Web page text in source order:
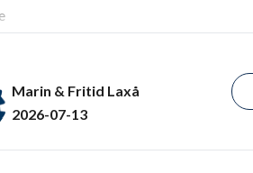
Marin & Fritid Laxå
2026-07-13